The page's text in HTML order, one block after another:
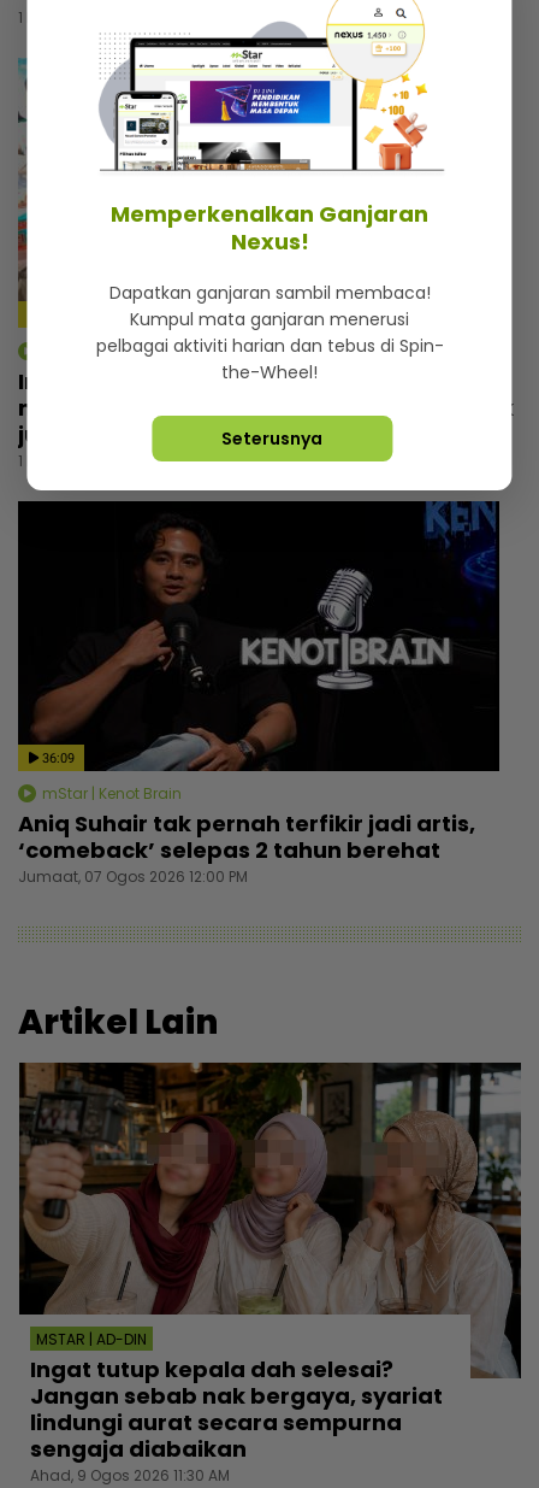
1 hari lalu
mStar | Hiburan
Irfan Zaini sibuk penggambaran di India,
mak sampai nak buat ‘appointment’ untuk
jumpa
1 hari lalu
36:09
mStar | Kenot Brain
Aniq Suhair tak pernah terfikir jadi artis,
‘comeback’ selepas 2 tahun berehat
Jumaat, 07 Ogos 2026 12:00 PM
Artikel Lain
MSTAR | AD-DIN
Ingat tutup kepala dah selesai?
Jangan sebab nak bergaya, syariat
lindungi aurat secara sempurna
sengaja diabaikan
Ahad, 9 Ogos 2026 11:30 AM
Memperkenalkan Ganjaran
Nexus!
Dapatkan ganjaran sambil membaca!
Kumpul mata ganjaran menerusi
pelbagai aktiviti harian dan tebus di Spin-
the-Wheel!
Seterusnya